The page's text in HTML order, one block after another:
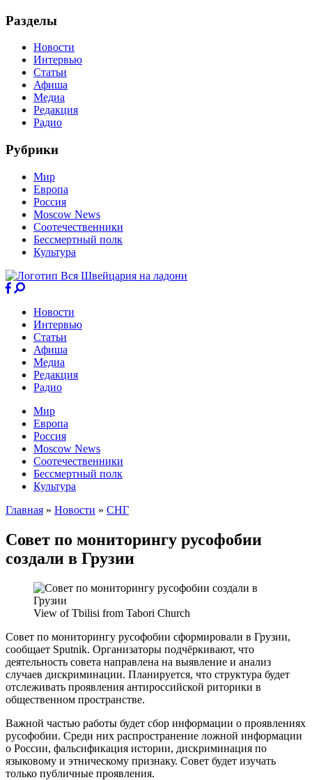
Разделы
Новости
Интервью
Статьи
Афиша
Медиа
Редакция
Радио
Рубрики
Мир
Европа
Россия
Moscow News
Соотечественники
Бессмертный полк
Культура
Новости
Интервью
Статьи
Афиша
Медиа
Редакция
Радио
Мир
Европа
Россия
Moscow News
Соотечественники
Бессмертный полк
Культура
Главная » Новости » СНГ
Совет по мониторингу русофобии
создали в Грузии
View of Tbilisi from Tabori Church
Совет по мониторингу русофобии сформировали в Грузии,
сообщает Sputnik. Организаторы подчёркивают, что
деятельность совета направлена на выявление и анализ
случаев дискриминации. Планируется, что структура будет
отслеживать проявления антироссийской риторики в
общественном пространстве.
Важной частью работы будет сбор информации о проявлениях
русофобии. Среди них распространение ложной информации
о России, фальсификация истории, дискриминация по
языковому и этническому признаку. Совет будет изучать
только публичные проявления.